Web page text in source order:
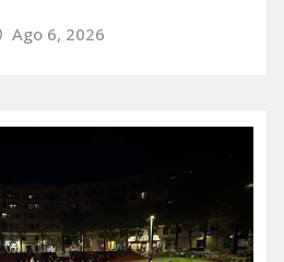
Ago 6, 2026